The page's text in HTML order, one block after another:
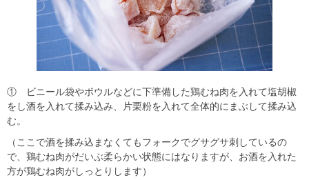
① ビニール袋やボウルなどに下準備した鶏むね肉を入れて塩胡椒
をし酒を入れて揉み込み、片栗粉を入れて全体的にまぶして揉み込
む。
（ここで酒を揉み込まなくてもフォークでグサグサ刺しているの
で、鶏むね肉がだいぶ柔らかい状態にはなりますが、お酒を入れた
方が鶏むね肉がしっとりします）